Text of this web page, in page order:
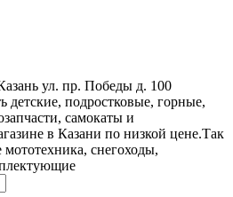
ул. пр. Победы д. 100
детские, подростковые, горные,
самокаты и
в Казани по низкой цене.Так
снегоходы,